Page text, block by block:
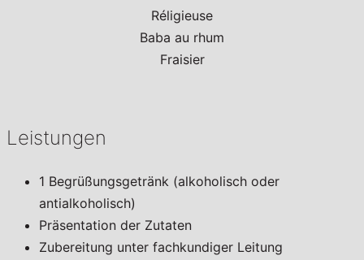
Réligieuse
Baba au rhum
Fraisier
Leistungen
1 Begrüßungsgetränk (alkoholisch oder
antialkoholisch)
Präsentation der Zutaten
Zubereitung unter fachkundiger Leitung